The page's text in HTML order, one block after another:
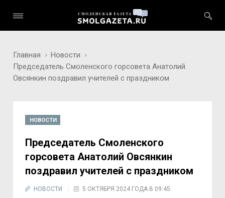
Главная
Новости
Председатель Смоленского горсовета Анатолий
Овсянкин поздравил учителей с праздником
НОВОСТИ
Председатель Смоленского
горсовета Анатолий Овсянкин
поздравил учителей с праздником
НОВОСТИ 5 ОКТЯБРЯ 2024 ГОДА В 09:45